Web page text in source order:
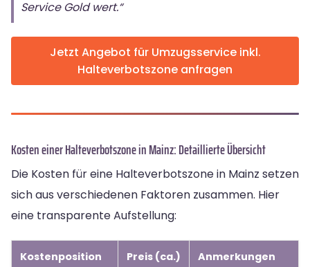
Service Gold wert.“
Jetzt Angebot für Umzugsservice inkl.
Halteverbotszone anfragen
Kosten einer Halteverbotszone in Mainz: Detaillierte Übersicht
Die Kosten für eine Halteverbotszone in Mainz setzen
sich aus verschiedenen Faktoren zusammen. Hier
eine transparente Aufstellung:
Kostenposition Preis (ca.) Anmerkungen